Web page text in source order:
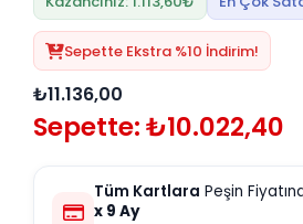
Sepette Ekstra %10 İndirim!
₺11.136,00
Sepette: ₺10.022,40
Tüm Kartlara Peşin
x 9 Ay